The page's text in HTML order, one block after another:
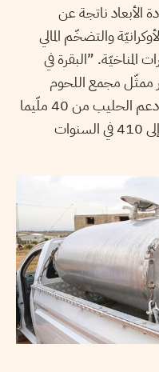
ناتجة عن
والتضخّم المالي
المناخيّة. ”البقرة في
مجمع اللحوم
الحمراء والألبان، مُذكّرًا بارتفاع كلفة دعم الحليب من 40 ملّيما
على اللتر الواحد في فترة التسعينات إلى 410 في السنوات